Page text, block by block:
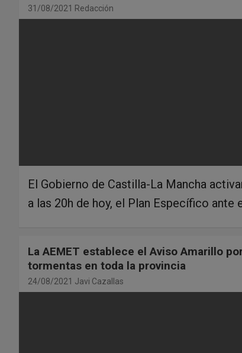
31/08/2021 Redacción
El Gobierno de Castilla-La Mancha
a las 20h de hoy, el Plan Específico ante
La AEMET establece el Aviso Amarillo
tormentas en toda la provincia
24/08/2021 Javi Cazallas